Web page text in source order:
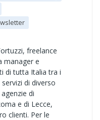
freelance
manager e
di tutta Italia tra i
di diverso
di
e di Lecce,
clienti. Per le